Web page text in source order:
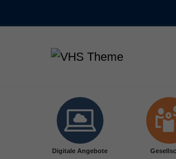
Digitale Angebote